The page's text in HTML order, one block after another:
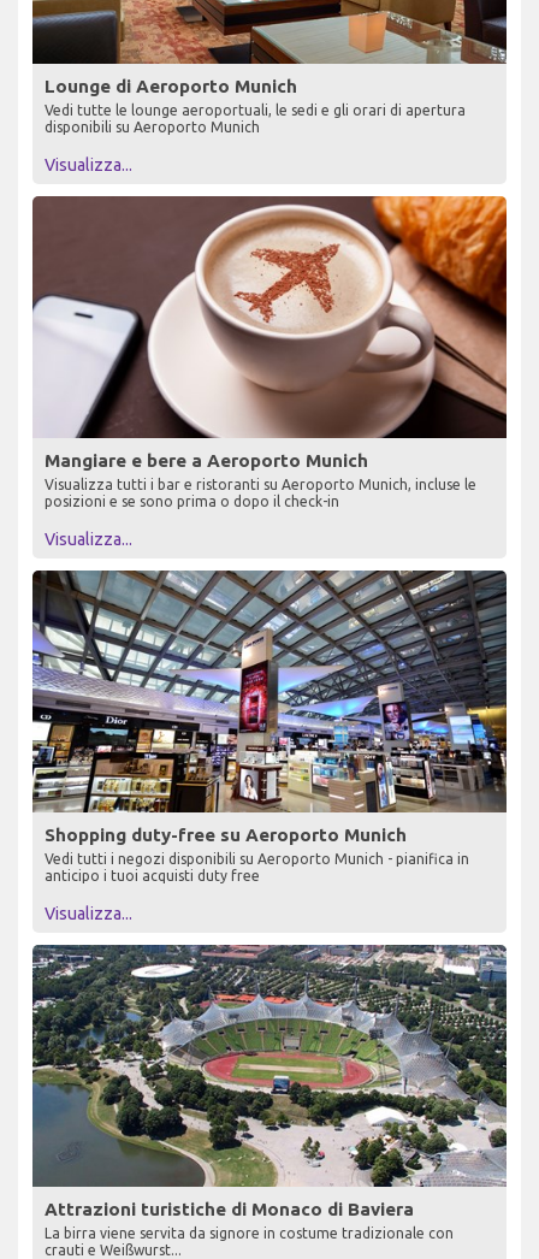
Lounge di Aeroporto Munich
Vedi tutte le lounge aeroportuali, le sedi e gli orari di apertura
disponibili su Aeroporto Munich
Visualizza...
Mangiare e bere a Aeroporto Munich
Visualizza tutti i bar e ristoranti su Aeroporto Munich, incluse le
posizioni e se sono prima o dopo il check-in
Visualizza...
Shopping duty-free su Aeroporto Munich
Vedi tutti i negozi disponibili su Aeroporto Munich - pianifica in
anticipo i tuoi acquisti duty free
Visualizza...
Attrazioni turistiche di Monaco di Baviera
La birra viene servita da signore in costume tradizionale con
crauti e Weißwurst...